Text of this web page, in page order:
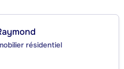
résidentiel